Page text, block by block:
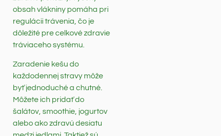
obsah vlákniny pomáha pri
regulácii trávenia, čo je
dôležité pre celkové zdravie
tráviaceho systému.
Zaradenie kešu do
každodennej stravy môže
byť jednoduché a chutné.
Môžete ich pridať do
šalátov, smoothie, jogurtov
alebo ako zdravú desiatu